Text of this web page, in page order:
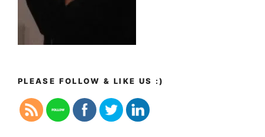
PLEASE FOLLOW & LIKE US :)